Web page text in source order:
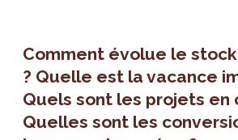
Comment évolue le
? Quelle est la vacance
Quels sont les projets en
Quelles sont les